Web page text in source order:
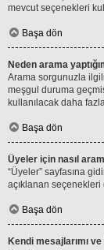
mevcut seçenekleri
Başa dön
Neden arama
Arama sorgunuzla
meşgul duruma
kullanılacak daha
Başa dön
Üyeler için nasıl
“Üyeler” sayfasına
açıklanan
Başa dön
Kendi mesajlarımı